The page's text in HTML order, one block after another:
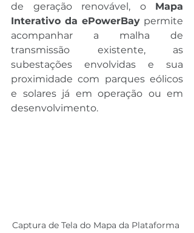
de geração renovável, o Mapa
Interativo da ePowerBay permite
acompanhar a malha de
transmissão existente, as
subestações envolvidas e sua
proximidade com parques eólicos
e solares já em operação ou em
desenvolvimento.
Captura de Tela do Mapa da Plataforma